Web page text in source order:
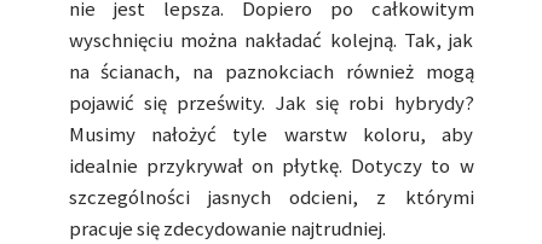
nie jest lepsza. Dopiero po całkowitym
wyschnięciu można nakładać kolejną. Tak, jak
na ścianach, na paznokciach również mogą
pojawić się prześwity. Jak się robi hybrydy?
Musimy nałożyć tyle warstw koloru, aby
idealnie przykrywał on płytkę. Dotyczy to w
szczególności jasnych odcieni, z którymi
pracuje się zdecydowanie najtrudniej.